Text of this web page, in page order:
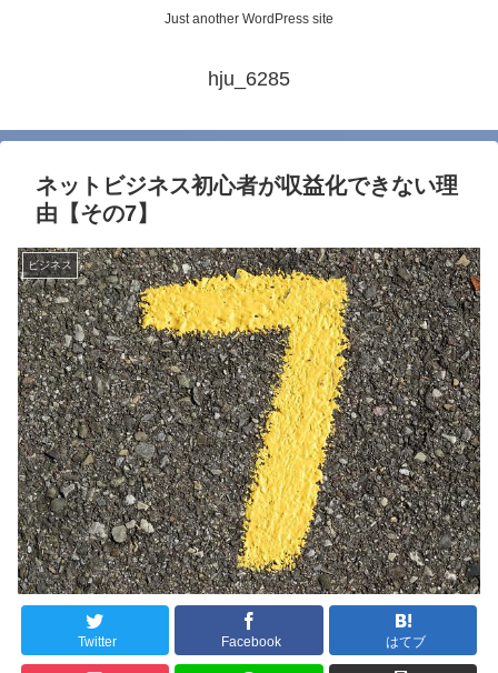
Just another WordPress site
hju_6285
ネットビジネス初心者が収益化できない理
由【その7】
ビジネス
Twitter Facebook はてブ